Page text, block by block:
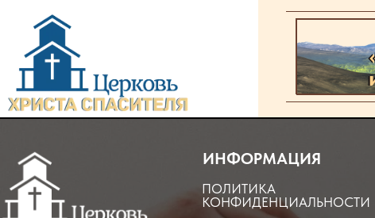
ИНФОРМАЦИЯ
ПОЛИТИКА
КОНФИДЕНЦИАЛЬНОСТИ